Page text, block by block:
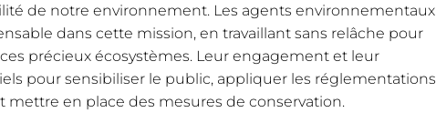
de notre environnement. Les agents environnementaux
dans cette mission, en travaillant sans relâche pour
précieux écosystèmes. Leur engagement et leur
pour sensibiliser le public, appliquer les réglementations
mettre en place des mesures de conservation.